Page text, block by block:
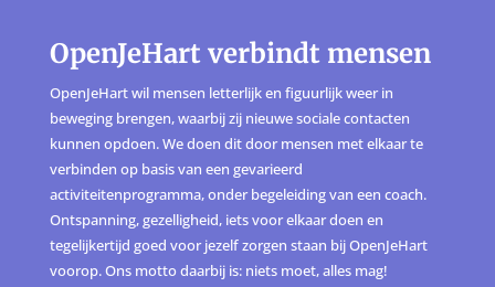
OpenJeHart verbindt mensen
OpenJeHart wil mensen letterlijk en figuurlijk weer in
beweging brengen, waarbij zij nieuwe sociale contacten
kunnen opdoen. We doen dit door mensen met elkaar te
verbinden op basis van een gevarieerd
activiteitenprogramma, onder begeleiding van een coach.
Ontspanning, gezelligheid, iets voor elkaar doen en
tegelijkertijd goed voor jezelf zorgen staan bij OpenJeHart
voorop. Ons motto daarbij is: niets moet, alles mag!